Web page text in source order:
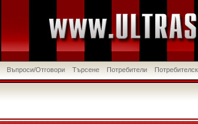
Въпроси/Отговори Търсене Потребители